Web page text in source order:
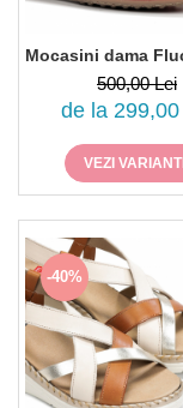
Mocasini dama
500,00 Lei
de la 299,00
VEZI
-40%